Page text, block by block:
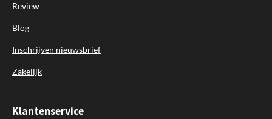
Review
Blog
Inschrijven nieuwsbrief
Zakelijk
Klantenservice